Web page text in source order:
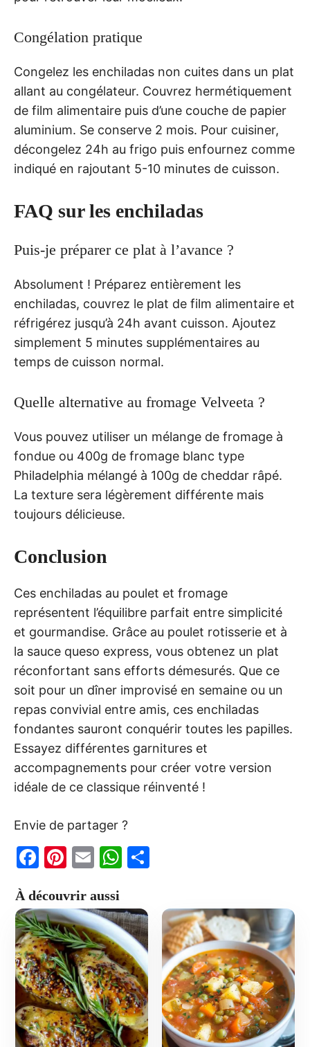
Congélation pratique
Congelez les enchiladas non cuites dans un plat
allant au congélateur. Couvrez hermétiquement
de film alimentaire puis d’une couche de papier
aluminium. Se conserve 2 mois. Pour cuisiner,
décongelez 24h au frigo puis enfournez comme
indiqué en rajoutant 5-10 minutes de cuisson.
FAQ sur les enchiladas
Puis-je préparer ce plat à l’avance ?
Absolument ! Préparez entièrement les
enchiladas, couvrez le plat de film alimentaire et
réfrigérez jusqu’à 24h avant cuisson. Ajoutez
simplement 5 minutes supplémentaires au
temps de cuisson normal.
Quelle alternative au fromage Velveeta ?
Vous pouvez utiliser un mélange de fromage à
fondue ou 400g de fromage blanc type
Philadelphia mélangé à 100g de cheddar râpé.
La texture sera légèrement différente mais
toujours délicieuse.
Conclusion
Ces enchiladas au poulet et fromage
représentent l’équilibre parfait entre simplicité
et gourmandise. Grâce au poulet rotisserie et à
la sauce queso express, vous obtenez un plat
réconfortant sans efforts démesurés. Que ce
soit pour un dîner improvisé en semaine ou un
repas convivial entre amis, ces enchiladas
fondantes sauront conquérir toutes les papilles.
Essayez différentes garnitures et
accompagnements pour créer votre version
idéale de ce classique réinventé !
Envie de partager ?
F
c
e
b
o
o
k
Pi
er
e
st
E
ai
l
W
at
s
A
p
p
ta
g
er
À découvrir aussi